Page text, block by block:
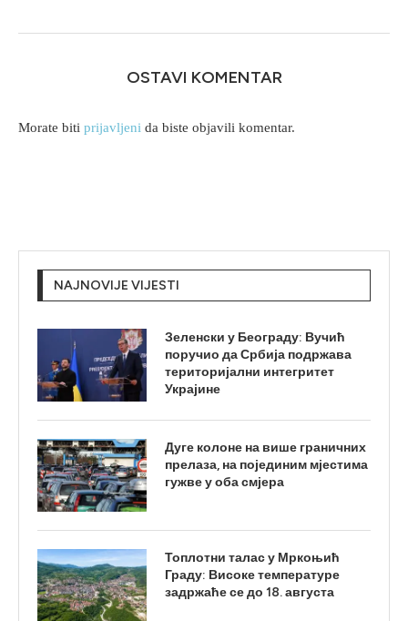
OSTAVI KOMENTAR
Morate biti prijavljeni da biste objavili komentar.
NAJNOVIJE VIJESTI
Зеленски у Београду: Вучић
поручио да Србија подржава
територијални интегритет
Украјине
Дуге колоне на више граничних
прелаза, на појединим мјестима
гужве у оба смјера
Топлотни талас у Мркоњић
Граду: Високе температуре
задржаће се до 18. августа